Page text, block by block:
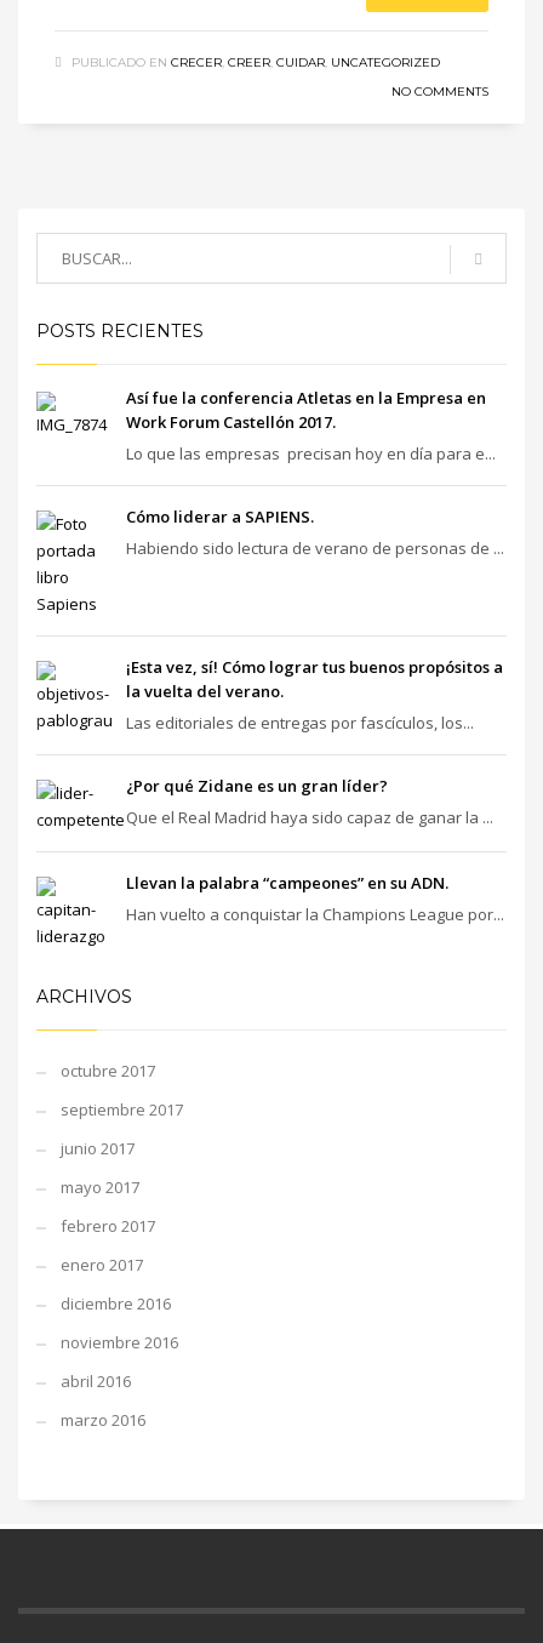
PUBLICADO EN CRECER, CREER, CUIDAR, UNCATEGORIZED
NO COMMENTS
POSTS RECIENTES
Así fue la conferencia Atletas en la Empresa en
Work Forum Castellón 2017.
Lo que las empresas precisan hoy en día para e...
Cómo liderar a SAPIENS.
Habiendo sido lectura de verano de personas de ...
¡Esta vez, sí! Cómo lograr tus buenos propósitos a
la vuelta del verano.
Las editoriales de entregas por fascículos, los...
¿Por qué Zidane es un gran líder?
Que el Real Madrid haya sido capaz de ganar la ...
Llevan la palabra “campeones” en su ADN.
Han vuelto a conquistar la Champions League por...
ARCHIVOS
octubre 2017
septiembre 2017
junio 2017
mayo 2017
febrero 2017
enero 2017
diciembre 2016
noviembre 2016
abril 2016
marzo 2016